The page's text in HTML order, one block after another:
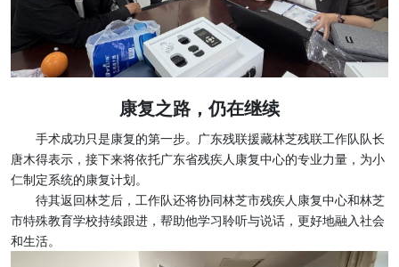
康复之路，仍在继续
手术成功只是康复的第一步。广东残联援藏林芝残联工作队队长
唐木得表示，接下来将依托广东省残疾人康复中心的专业力量，为小
仁制定系统的康复计划。
待其返回林芝后，工作队还将协同林芝市残疾人康复中心和林芝
市特殊教育学校持续跟进，帮助他学习聆听与说话，更好地融入社会
和生活。